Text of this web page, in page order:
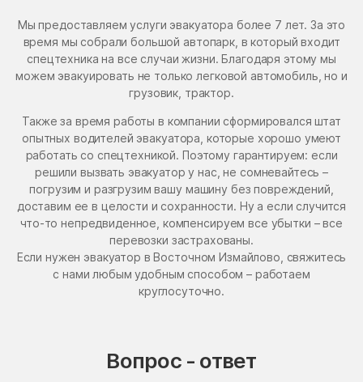
Мы предоставляем услуги эвакуатора более 7 лет. За это
время мы собрали большой автопарк, в который входит
спецтехника на все случаи жизни. Благодаря этому мы
можем эвакуировать не только легковой автомобиль, но и
грузовик, трактор.
Также за время работы в компании сформировался штат
опытных водителей эвакуатора, которые хорошо умеют
работать со спецтехникой. Поэтому гарантируем: если
решили вызвать эвакуатор у нас, не сомневайтесь –
погрузим и разгрузим вашу машину без повреждений,
доставим ее в целости и сохранности. Ну а если случится
что-то непредвиденное, компенсируем все убытки – все
перевозки застрахованы.
Если нужен эвакуатор в Восточном Измайлово, свяжитесь
с нами любым удобным способом – работаем
круглосуточно.
Вопрос - ответ